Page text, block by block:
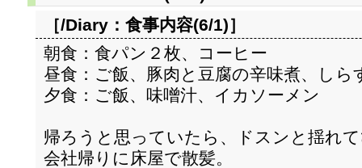
［/Diary： 食事内容(6/1)］
朝食：食パン２枚、コーヒー
昼食：ご飯、豚肉と豆腐の辛味煮、しら
夕食：ご飯、味噌汁、イカソーメン
帰ろうと思っていたら、ドスンと揺れ
会社帰りに床屋で散髪。